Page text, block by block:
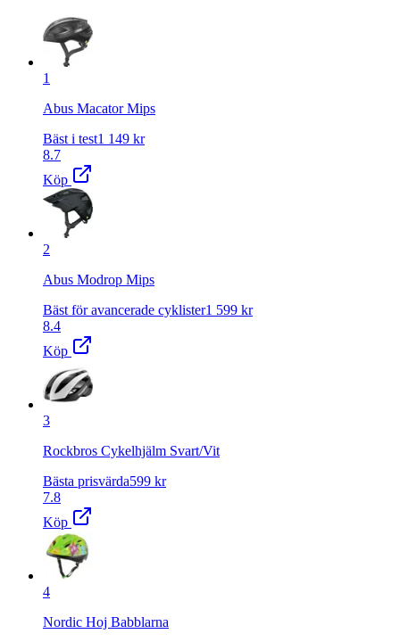
1
Abus Macator Mips
Bäst i test1 149 kr
8.7
Köp
2
Abus Modrop Mips
Bäst för avancerade cyklister1 599 kr
8.4
Köp
3
Rockbros Cykelhjälm Svart/Vit
Bästa prisvärda599 kr
7.8
Köp
4
Nordic Hoj Babblarna